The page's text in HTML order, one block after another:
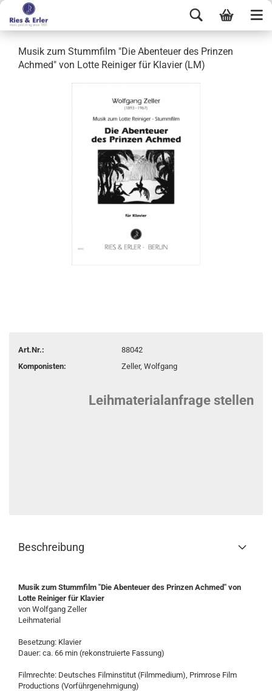
Musik zum Stummfilm "Die Abenteuer des Prinzen
Achmed" von Lotte Reiniger für Klavier (LM)
Art.Nr.:
88042
Komponisten:
Zeller, Wolfgang
Leihmaterialanfrage stellen
Beschreibung
Musik zum Stummfilm "Die Abenteuer des Prinzen Achmed" von
Lotte Reiniger für Klavier
von Wolfgang Zeller
Leihmaterial
Besetzung: Klavier
Dauer: ca. 66 min (rekonstruierte Fassung)
Filmrechte: Deutsches Filminstitut (Filmmedium), Primrose Film
Productions (Vorführgenehmigung)